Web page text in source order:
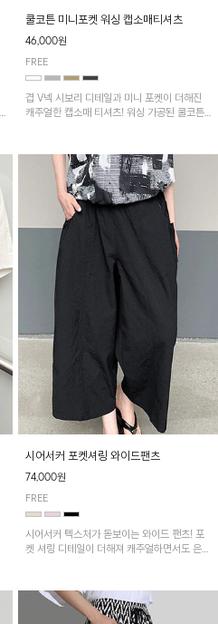
쿨코튼 미니포켓 워싱 캡소매티셔츠
46,000원
FREE
겹 V넥 시보리 디테일과 미니 포켓이 더해진
캐주얼한 캡소매 티셔츠! 워싱 가공된 쿨코튼
시어서커 포켓셔링 와이드팬츠
74,000원
FREE
시어서커 텍스처가 돋보이는 와이드 팬츠! 포
켓 셔링 디테일이 더해져 캐주얼하면서도 은은
다. 가볍고 쾌적한 착용감으로 여름철 데일리
아이템으로 활용하기 좋아요~